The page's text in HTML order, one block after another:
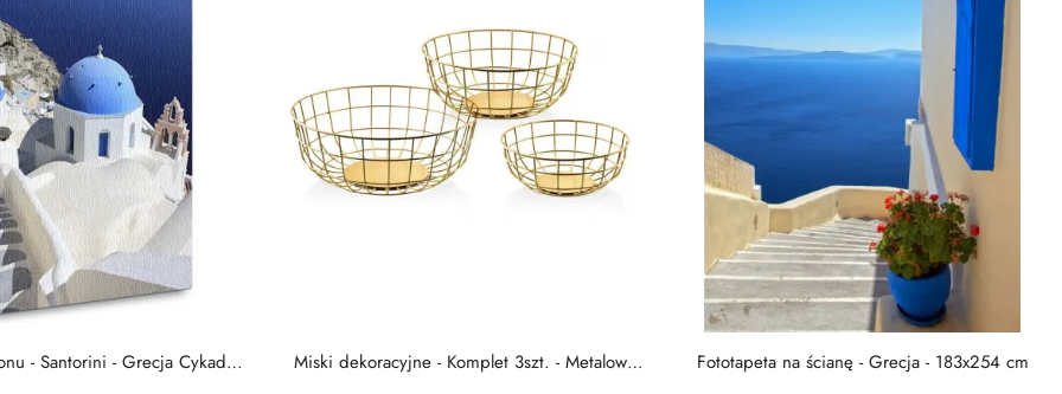
- Santorini - Grecja Cykady
Miski dekoracyjne - Komplet 3szt. - Metalowe
Fototapeta na ścianę - Grecja - 183x254 cm